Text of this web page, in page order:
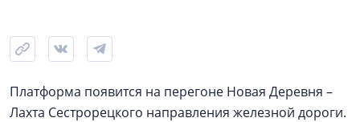
Платформа появится на перегоне Новая Деревня –
Лахта Сестрорецкого направления железной дороги.